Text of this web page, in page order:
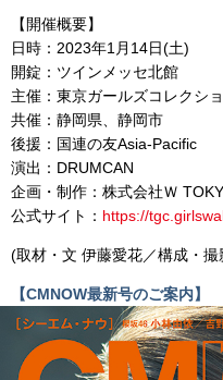
【開催概要】
日時：2023年1月14日(土)
開錠：ツインメッセ北館
主催：東京ガールズコレクシ
共催：静岡県、静岡市
後援：国連の友Asia-Pacific
演出：DRUMCAN
企画・制作：株式会社Ｗ
公式サイト： https://
(取材・文 伊藤愛花／構成・
【CMNOW最新号のご案内】